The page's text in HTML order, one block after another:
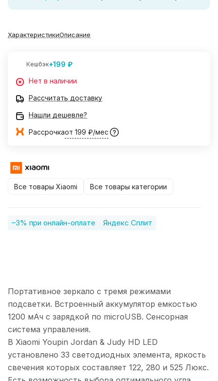
ХарактеристикиОписание
Кешбэк+199 ₽
Нет в наличии
Рассчитать доставку
Нашли дешевле?
Рассрочкаот 199 ₽/мес
Все товары Xiaomi Все товары категории
–3% при онлайн-оплате Яндекс Сплит
Портативное зеркало с тремя режимами
подсветки. Встроенный аккумулятор емкостью
1200 мАч с зарядкой по microUSB. Сенсорная
система управления.
В Xiaomi Youpin Jordan & Judy HD LED
установлено 33 светодиодных элемента, яркость
свечения которых составляет 122, 280 и 525 Люкс.